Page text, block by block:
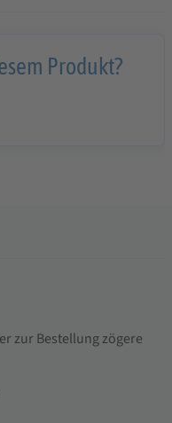
Produkt?
zur Bestellung zögere